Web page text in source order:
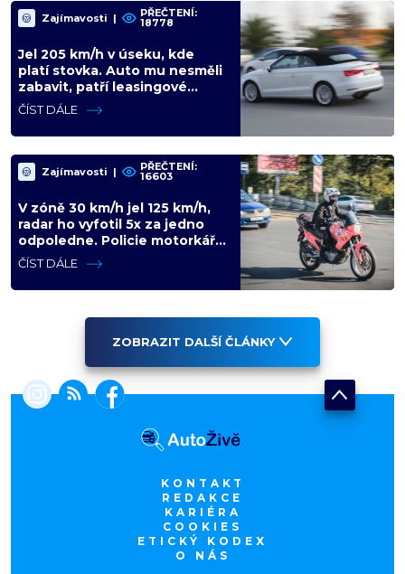
Zajímavosti | PŘEČTENÍ:
18778
Jel 205 km/h v úseku, kde
platí stovka. Auto mu nesměli
zabavit, patří leasingové
firmě. Úřad si ale poradil jinak
ČÍST DÁLE
Zajímavosti | PŘEČTENÍ:
16603
V zóně 30 km/h jel 125 km/h,
radar ho vyfotil 5x za jedno
odpoledne. Policie motorkáře
nedokázala zastavit
ČÍST DÁLE
ZOBRAZIT DALŠÍ ČLÁNKY
KONTAKT
REDAKCE
KARIÉRA
COOKIES
ETICKÝ KODEX
O NÁS